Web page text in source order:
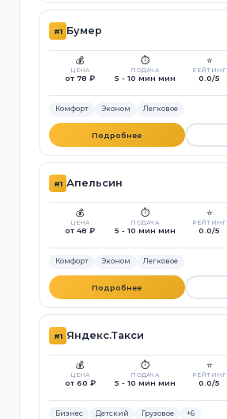
#1 Бумер
💰
ЦЕНА
от 78 ₽
⏱️
ПОДАЧА
5 - 10 мин мин
⭐
РЕЙТИНГ
0.0/5
Комфорт Эконом Легковое
Подробнее
#1 Апельсин
💰
ЦЕНА
от 48 ₽
⏱️
ПОДАЧА
5 - 10 мин мин
⭐
РЕЙТИНГ
0.0/5
Комфорт Эконом Легковое
Подробнее
#1 Яндекс.Такси
💰
ЦЕНА
от 60 ₽
⏱️
ПОДАЧА
5 - 10 мин мин
⭐
РЕЙТИНГ
0.0/5
Бизнес Детский Грузовое +6